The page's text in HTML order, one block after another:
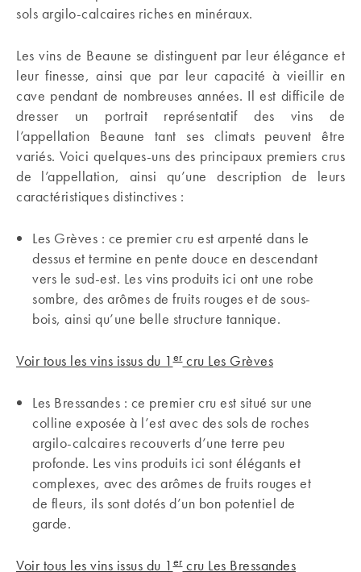
sols argilo-calcaires riches en minéraux.
Les vins de Beaune se distinguent par leur élégance et
leur finesse, ainsi que par leur capacité à vieillir en
cave pendant de nombreuses années. Il est difficile de
dresser un portrait représentatif des vins de
l’appellation Beaune tant ses climats peuvent être
variés. Voici quelques-uns des principaux premiers crus
de l’appellation, ainsi qu’une description de leurs
caractéristiques distinctives :
Les Grèves : ce premier cru est arpenté dans le
dessus et termine en pente douce en descendant
vers le sud-est. Les vins produits ici ont une robe
sombre, des arômes de fruits rouges et de sous-
bois, ainsi qu’une belle structure tannique.
Voir tous les vins issus du 1ercru Les Grèves
Les Bressandes : ce premier cru est situé sur une
colline exposée à l’est avec des sols de roches
argilo-calcaires recouverts d’une terre peu
profonde. Les vins produits ici sont élégants et
complexes, avec des arômes de fruits rouges et
de fleurs, ils sont dotés d’un bon potentiel de
garde.
Voir tous les vins issus du 1ercru Les Bressandes